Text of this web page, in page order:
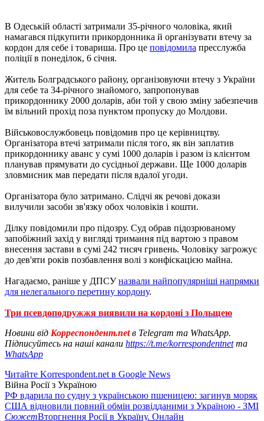
В Одеській області затримали 35-річного чоловіка, який
намагався підкупити прикордонника й організувати втечу за
кордон для себе і товариша. Про це повідомила пресслужба
поліції в понеділок, 6 січня.
Житель Болградського району, організовуючи втечу з України
для себе та 34-річного знайомого, запропонував
прикордоннику 2000 доларів, аби той у свою зміну забезпечив
їм вільний прохід поза пунктом пропуску до Молдови.
Військовослужбовець повідомив про це керівництву.
Організатора втечі затримали після того, як він заплатив
прикордоннику аванс у сумі 1000 доларів і разом із клієнтом
планував прямувати до сусідньої держави. Ще 1000 доларів
зловмисник мав передати після вдалої угоди.
Організатора було затримано. Слідчі як речові докази
вилучили засоби зв'язку обох чоловіків і кошти.
Ділку повідомили про підозру. Суд обрав підозрюваному
запобіжний захід у вигляді тримання під вартою з правом
внесення застави в сумі 242 тисяч гривень. Чоловіку загрожує
до дев'яти років позбавлення волі з конфіскацією майна.
Нагадаємо, раніше у ДПСУназвали найпопулярніші напрямки
для нелегального перетину кордону.
Три псевдоподружжя виявили на кордоні з Польщею
Новини від Корреспондент.netв Telegram та WhatsApp.
Підписуйтесь на наші канали https://t.me/korrespondentnetта
WhatsApp
Читайте Korrespondent.net в Google News
Війна Росії з Україною
РФ вдарила по судну з українською пшеницею: загинув моряк
США відновили повний обмін розвідданими з Україною - ЗМІ
СюжетВторгнення Росії в Україну. Онлайн